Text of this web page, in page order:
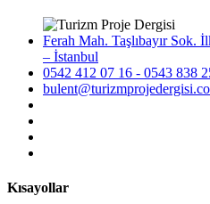
Ferah Mah. Taşlıbayır Sok.
– İstanbul
0542 412 07 16 - 0543 838
Kısayollar